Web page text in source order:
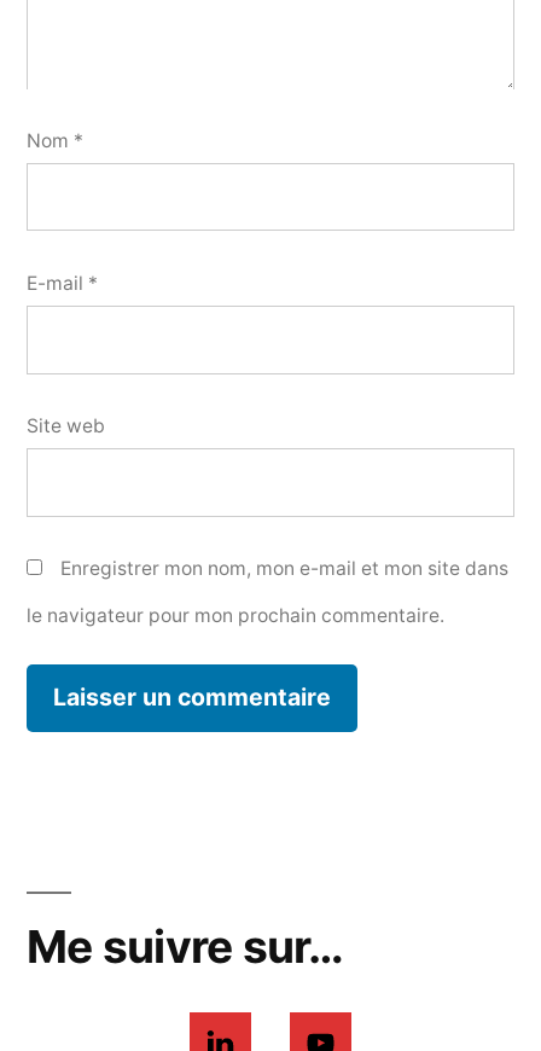
Nom *
E-mail *
Site web
Enregistrer mon nom, mon e-mail et mon site dans
le navigateur pour mon prochain commentaire.
Me suivre sur…